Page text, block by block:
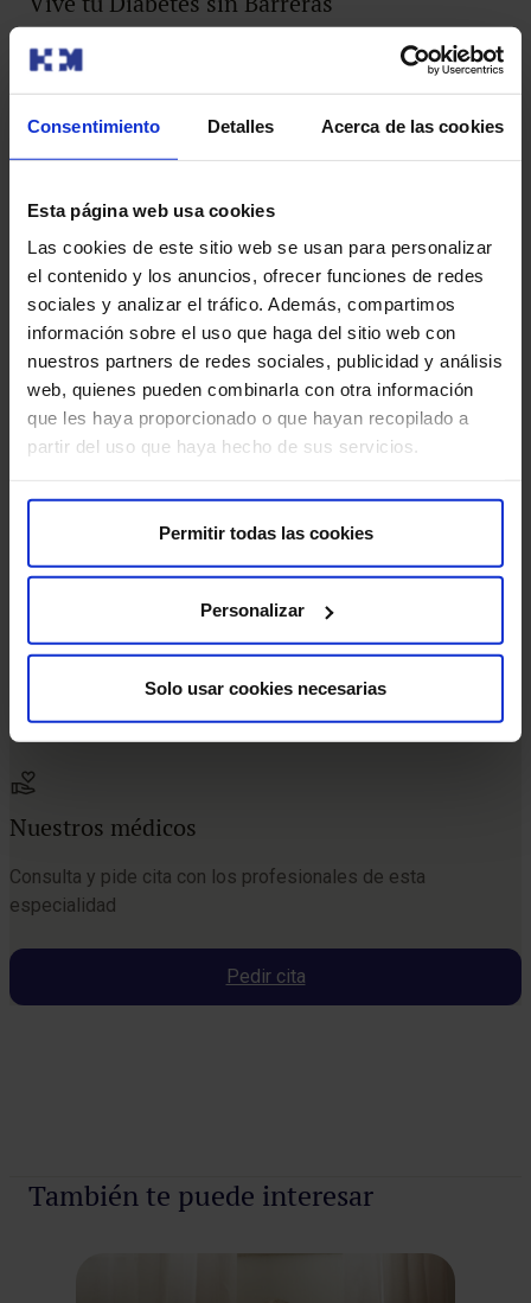
Consentimiento Detalles Acerca de las cookies
Esta página web usa cookies
Las cookies de este sitio web se usan para personalizar
el contenido y los anuncios, ofrecer funciones de redes
sociales y analizar el tráfico. Además, compartimos
información sobre el uso que haga del sitio web con
nuestros partners de redes sociales, publicidad y análisis
web, quienes pueden combinarla con otra información
que les haya proporcionado o que hayan recopilado a
partir del uso que haya hecho de sus servicios.
Permitir todas las cookies
Personalizar
Solo usar cookies necesarias
La diabetes es una enfermedad seria, pero las personas
Por ello, el Hospital Universitario HM Montepríncipe
INTEGRAL PARA LAS PERSONAS CON DIABETES, un
proyecto en el que están implicados de forma directa los
mejores especialistas, que cuentan con todos los
recursos de un gran hospital para facilitar la atención
integral, y dar la mejor respuesta a nuestros pacientes.
Porque diabetes, salud y tiempo son compatibles.
Nuestros médicos
Consulta y pide cita con los profesionales de esta
especialidad
Pedir cita
Pedir cita
También te puede interesar